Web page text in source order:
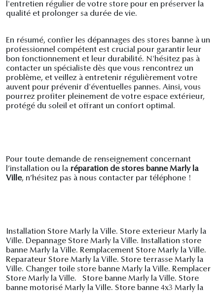
l'entretien régulier de votre store pour en préserver la
qualité et prolonger sa durée de vie.
En résumé, confier les dépannages des stores banne à un
professionnel compétent est crucial pour garantir leur
bon fonctionnement et leur durabilité. N'hésitez pas à
contacter un spécialiste dès que vous rencontrez un
problème, et veillez à entretenir régulièrement votre
auvent pour prévenir d'éventuelles pannes. Ainsi, vous
pourrez profiter pleinement de votre espace extérieur,
protégé du soleil et offrant un confort optimal.
Pour toute demande de renseignement concernant
l’installation ou la réparation de stores banne Marly la
Ville, n’hésitez pas à nous contacter par téléphone !
Installation Store Marly la Ville. Store exterieur Marly la
Ville. Depannage Store Marly la Ville. Installation store
banne Marly la Ville. Remplacement Store Marly la Ville.
Reparateur Store Marly la Ville. Store terrasse Marly la
Ville. Changer toile store banne Marly la Ville. Remplacer
Store Marly la Ville. Store banne Marly la Ville. Store
banne motorisé Marly la Ville. Store banne 4x3 Marly la